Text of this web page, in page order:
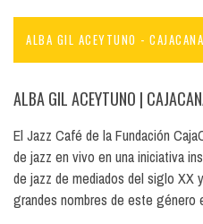
ALBA GIL ACEYTUNO -
ALBA GIL ACEYTUNO |
El Jazz Café de la Fundación
de jazz en vivo en una iniciativa
de jazz de mediados del siglo XX
grandes nombres de este género